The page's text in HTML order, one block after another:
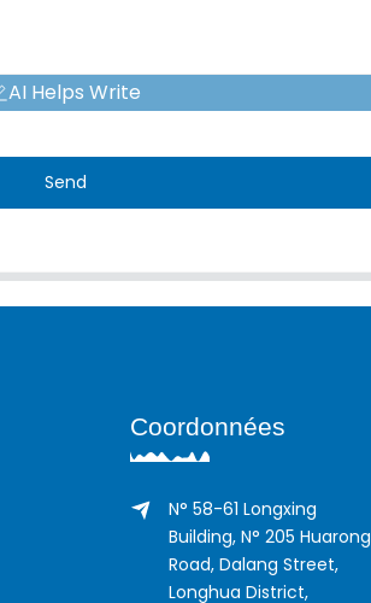
AI Helps Write
Send
Coordonnées
N° 58-61 Longxing
Building, N° 205 Huarong
Road, Dalang Street,
Longhua District,